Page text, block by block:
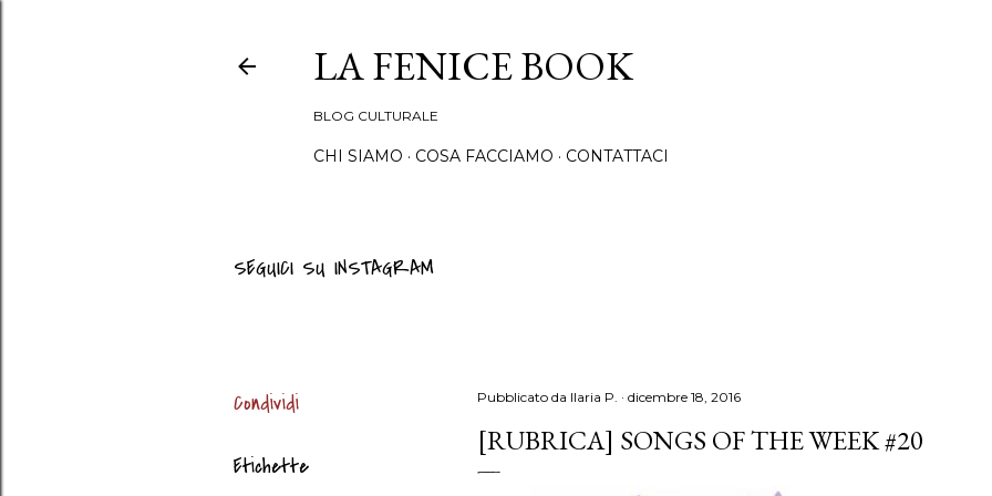
LA FENICE BOOK
BLOG CULTURALE
CHI SIAMO COSA FACCIAMO CONTATTACI
SEGUICI SU INSTAGRAM
Condividi
Etichette
Pubblicato da Ilaria P. dicembre 18, 2016
[RUBRICA] SONGS OF THE WEEK #20